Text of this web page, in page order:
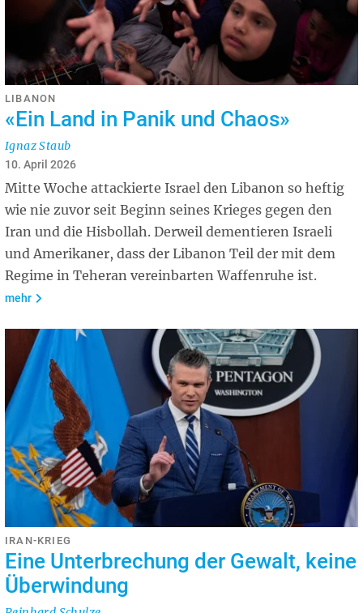
LIBANON
«Ein Land in Panik und Chaos»
Ignaz Staub
10. April 2026
Mitte Woche attackierte Israel den Libanon so heftig
wie nie zuvor seit Beginn seines Krieges gegen den
Iran und die Hisbollah. Derweil dementieren Israeli
und Amerikaner, dass der Libanon Teil der mit dem
Regime in Teheran vereinbarten Waffenruhe ist.
mehr
IRAN-KRIEG
Eine Unterbrechung der Gewalt, keine
Überwindung